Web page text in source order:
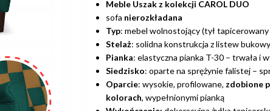
Meble Uszak z kolekcji CAROL DUO
sofa nierozkładana
Typ: mebel wolnostojący (tył
Stelaż: solidna konstrukcja z listew
Pianka: elastyczna pianka T-30 – trwała i
Siedzisko: oparte na sprężynie falistej –
Oparcie: wysokie, profilowane, zdobione
kolorach, wypełnionymi pianką